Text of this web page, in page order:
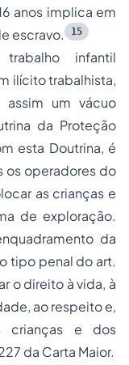
anos implica em
escravo.
15
infantil
ilícito trabalhista,
um vácuo
da Proteção
esta Doutrina, é
os operadores do
as crianças e
de exploração.
da
tipo penal do art.
o direito à vida, à
ao respeito e,
crianças e dos
da Carta Maior.